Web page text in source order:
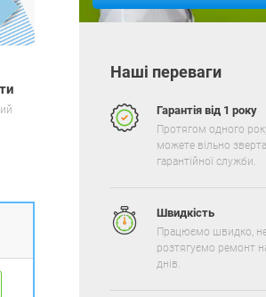
Наші переваги
Гарантія від 1 року
Протягом одного
можете вільно
гарантійної служби.
Швидкість
Працюємо швидко,
розтягуємо ремонт
днів.